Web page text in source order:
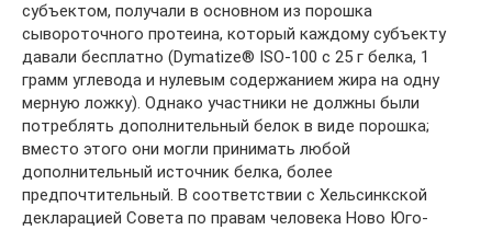
субъектом, получали в основном из порошка
сывороточного протеина, который каждому субъекту
давали бесплатно (Dymatize® ISO-100 с 25 г белка, 1
грамм углевода и нулевым содержанием жира на одну
мерную ложку). Однако участники не должны были
потреблять дополнительный белок в виде порошка;
вместо этого они могли принимать любой
дополнительный источник белка, более
предпочтительный. В соответствии с Хельсинкской
декларацией Совета по правам человека Ново Юго-